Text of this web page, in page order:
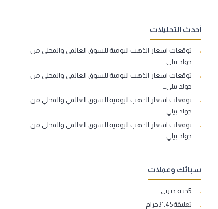
أحدث التحليلات
توقعات اسعار الذهب اليومية للسوق العالمي والمحلي من
جولد بيلي…
توقعات اسعار الذهب اليومية للسوق العالمي والمحلي من
جولد بيلي…
توقعات اسعار الذهب اليومية للسوق العالمي والمحلي من
جولد بيلي…
توقعات اسعار الذهب اليومية للسوق العالمي والمحلي من
جولد بيلي…
سبائك وعملات
5جنيه ديزني
تعليقة31.45جرام